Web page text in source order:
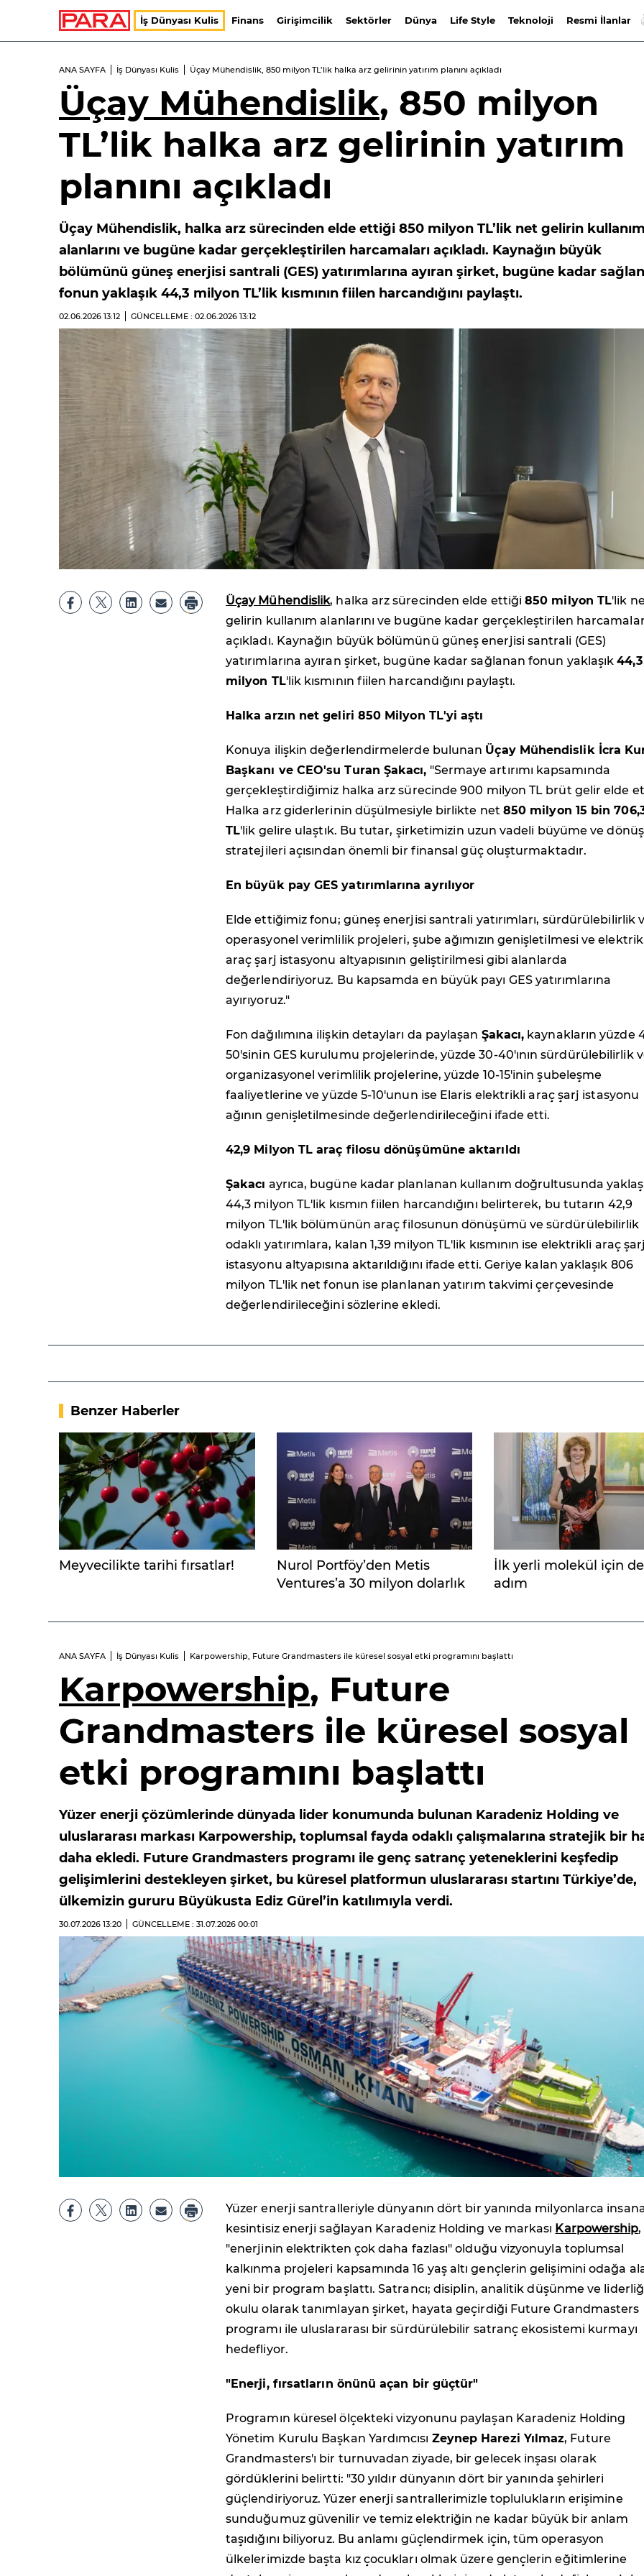
İş Dünyası Kulis Finans Girişimcilik Sektörler Dünya Life Style Teknoloji Resmi İlanlar
ANA SAYFA İş Dünyası Kulis Üçay Mühendislik, 850 milyon TL’lik halka arz gelirinin yatırım planını açıkladı
Üçay Mühendislik, 850 milyon
TL’lik halka arz gelirinin yatırım
planını açıkladı
Üçay Mühendislik, halka arz sürecinden elde ettiği 850 milyon TL’lik net gelirin
alanlarını ve bugüne kadar gerçekleştirilen harcamaları açıkladı. Kaynağın büyük
bölümünü güneş enerjisi santrali (GES) yatırımlarına ayıran şirket, bugüne kadar
fonun yaklaşık 44,3 milyon TL’lik kısmının fiilen harcandığını paylaştı.
02.06.2026 13:12 GÜNCELLEME : 02.06.2026 13:12
Üçay Mühendislik, halka arz sürecinden elde ettiği850 milyon TL'lik
gelirin kullanım alanlarını ve bugüne kadar gerçekleştirilen
açıkladı. Kaynağın büyük bölümünü güneş enerjisi santrali (GES)
yatırımlarına ayıran şirket, bugüne kadar sağlanan fonun yaklaşık44,3
milyon TL'lik kısmının fiilen harcandığını paylaştı.
Halka arzın net geliri 850 Milyon TL'yi aştı
Konuya ilişkin değerlendirmelerde bulunan Üçay Mühendislik İcra
Başkanı ve CEO'su Turan Şakacı, "Sermaye artırımı kapsamında
gerçekleştirdiğimiz halka arz sürecinde 900 milyon TL brüt gelir elde
Halka arz giderlerinin düşülmesiyle birlikte net 850 milyon 15 bin
TL'lik gelire ulaştık. Bu tutar, şirketimizin uzun vadeli büyüme ve
stratejileri açısından önemli bir finansal güç oluşturmaktadır.
En büyük pay GES yatırımlarına ayrılıyor
Elde ettiğimiz fonu; güneş enerjisi santrali yatırımları, sürdürülebilirlik
operasyonel verimlilik projeleri, şube ağımızın genişletilmesi ve
araç şarj istasyonu altyapısının geliştirilmesi gibi alanlarda
değerlendiriyoruz. Bu kapsamda en büyük payı GES yatırımlarına
ayırıyoruz."
Fon dağılımına ilişkin detayları da paylaşan Şakacı, kaynakların yüzde
50'sinin GES kurulumu projelerinde, yüzde 30-40'ının sürdürülebilirlik
organizasyonel verimlilik projelerine, yüzde 10-15'inin şubeleşme
faaliyetlerine ve yüzde 5-10'unun ise Elaris elektrikli araç şarj istasyonu
ağının genişletilmesinde değerlendirileceğini ifade etti.
42,9 Milyon TL araç filosu dönüşümüne aktarıldı
Şakacı ayrıca, bugüne kadar planlanan kullanım doğrultusunda
44,3 milyon TL'lik kısmın fiilen harcandığını belirterek, bu tutarın 42,9
milyon TL'lik bölümünün araç filosunun dönüşümü ve sürdürülebilirlik
odaklı yatırımlara, kalan 1,39 milyon TL'lik kısmının ise elektrikli araç
istasyonu altyapısına aktarıldığını ifade etti. Geriye kalan yaklaşık 806
milyon TL'lik net fonun ise planlanan yatırım takvimi çerçevesinde
değerlendirileceğini sözlerine ekledi.
Benzer Haberler
Meyvecilikte tarihi fırsatlar!
Nurol Portföy’den Metis
Ventures’a 30 milyon dolarlık
İlk yerli molekül için
adım
ANA SAYFA İş Dünyası Kulis Karpowership, Future Grandmasters ile küresel sosyal etki programını başlattı
Karpowership, Future
Grandmasters ile küresel sosyal
etki programını başlattı
Yüzer enerji çözümlerinde dünyada lider konumunda bulunan Karadeniz Holding ve
uluslararası markası Karpowership, toplumsal fayda odaklı çalışmalarına stratejik bir
daha ekledi. Future Grandmasters programı ile genç satranç yeteneklerini keşfedip
gelişimlerini destekleyen şirket, bu küresel platformun uluslararası startını Türkiye’de,
ülkemizin gururu Büyükusta Ediz Gürel’in katılımıyla verdi.
30.07.2026 13:20 GÜNCELLEME : 31.07.2026 00:01
Yüzer enerji santralleriyle dünyanın dört bir yanında milyonlarca
kesintisiz enerji sağlayan Karadeniz Holding ve markası Karpowership,
"enerjinin elektrikten çok daha fazlası" olduğu vizyonuyla toplumsal
kalkınma projeleri kapsamında 16 yaş altı gençlerin gelişimini odağa
yeni bir program başlattı. Satrancı; disiplin, analitik düşünme ve
okulu olarak tanımlayan şirket, hayata geçirdiği Future Grandmasters
programı ile uluslararası bir sürdürülebilir satranç ekosistemi kurmayı
hedefliyor.
"Enerji, fırsatların önünü açan bir güçtür"
Programın küresel ölçekteki vizyonunu paylaşan Karadeniz Holding
Yönetim Kurulu Başkan Yardımcısı Zeynep Harezi Yılmaz, Future
Grandmasters'ı bir turnuvadan ziyade, bir gelecek inşası olarak
gördüklerini belirtti: "30 yıldır dünyanın dört bir yanında şehirleri
güçlendiriyoruz. Yüzer enerji santrallerimizle toplulukların erişimine
sunduğumuz güvenilir ve temiz elektriğin ne kadar büyük bir anlam
taşıdığını biliyoruz. Bu anlamı güçlendirmek için, tüm operasyon
ülkelerimizde başta kız çocukları olmak üzere gençlerin eğitimlerine